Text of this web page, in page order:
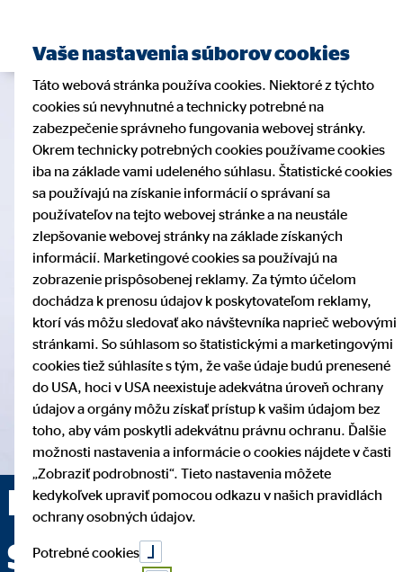
Mgr. Peter Dominik
Snopek — Pezinok
Vaše nastavenia súborov cookies
Táto webová stránka používa cookies. Niektoré z týchto
cookies sú nevyhnutné a technicky potrebné na
zabezpečenie správneho fungovania webovej stránky.
Okrem technicky potrebných cookies používame cookies
iba na základe vami udeleného súhlasu. Štatistické cookies
sa používajú na získanie informácií o správaní sa
používateľov na tejto webovej stránke a na neustále
zlepšovanie webovej stránky na základe získaných
informácií. Marketingové cookies sa používajú na
zobrazenie prispôsobenej reklamy. Za týmto účelom
dochádza k prenosu údajov k poskytovateľom reklamy,
ktorí vás môžu sledovať ako návštevníka naprieč webovými
stránkami. So súhlasom so štatistickými a marketingovými
cookies tiež súhlasíte s tým, že vaše údaje budú prenesené
do USA, hoci v USA neexistuje adekvátna úroveň ochrany
údajov a orgány môžu získať prístup k vašim údajom bez
toho, aby vám poskytli adekvátnu právnu ochranu. Ďalšie
možnosti nastavenia a informácie o cookies nájdete v časti
„Zobraziť podrobnosti“. Tieto nastavenia môžete
kedykoľvek upraviť pomocou odkazu v našich pravidlách
ochrany osobných údajov.
Potrebné cookies